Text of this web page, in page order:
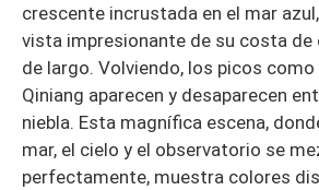
crescente incrustada en el mar
vista impresionante de su costa
de largo. Volviendo, los picos
Qiniang aparecen y desaparecen
niebla. Esta magnífica escena,
mar, el cielo y el observatorio se
perfectamente, muestra colores